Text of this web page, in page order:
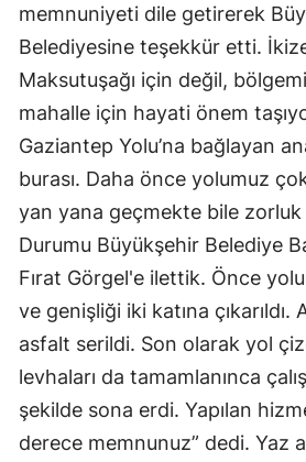
memnuniyeti dile getirerek
Belediyesine teşekkür etti.
Maksutuşağı için değil,
mahalle için hayati önem
Gaziantep Yolu’na bağlayan
burası. Daha önce yolumuz
yan yana geçmekte bile
Durumu Büyükşehir Belediye
Fırat Görgel'e ilettik. Önce
ve genişliği iki katına çıkarıldı.
asfalt serildi. Son olarak yol
levhaları da tamamlanınca
şekilde sona erdi. Yapılan
derece memnunuz” dedi. Yaz